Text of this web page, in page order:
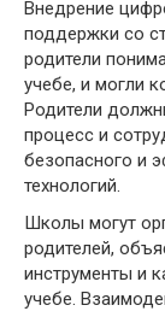
Внедрение
поддержки со
родители
учебе, и могли
Родители
процесс и
безопасного и
технологий.
Школы могут
родителей,
инструменты и
учебе.